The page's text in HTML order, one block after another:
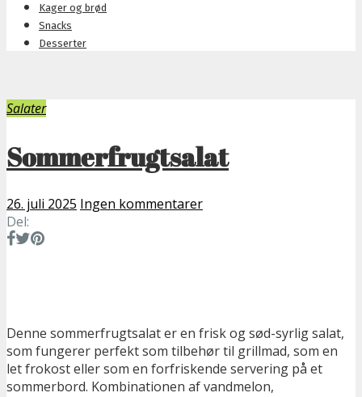
Kager og brød
Snacks
Desserter
Salater
Sommerfrugtsalat
26. juli 2025 Ingen kommentarer
Del:
Denne sommerfrugtsalat er en frisk og sød-syrlig salat,
som fungerer perfekt som tilbehør til grillmad, som en
let frokost eller som en forfriskende servering på et
sommerbord. Kombinationen af vandmelon,